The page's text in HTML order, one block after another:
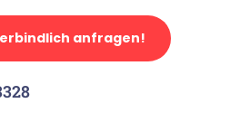
anfragen!